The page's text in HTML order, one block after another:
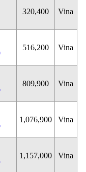
320,400 Vina
516,200 Vina
809,900 Vina
1,076,900 Vina
1,157,000 Vina